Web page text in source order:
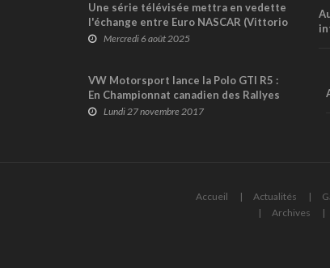
Une série télévisée mettra en vedette
l'échange entre Euro NASCAR (Vittorio
Ghirelli) et NASCAR Canada (Raphaël
Mercredi 6 août 2025
VW Motorsport lance la Polo GTI R5 :
En Championnat canadien des Rallyes
en 2019 ?
Lundi 27 novembre 2017
Accueil Actualités
Archives